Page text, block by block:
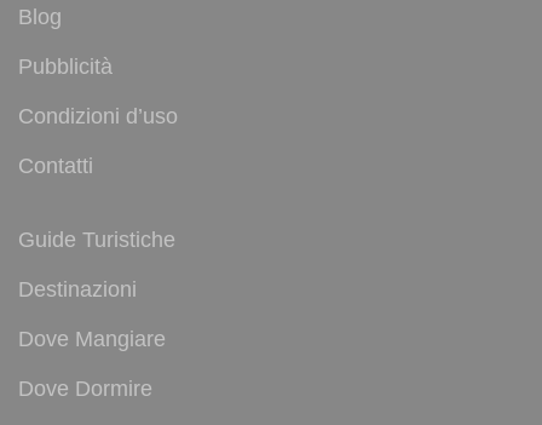
Blog
Pubblicità
Condizioni d’uso
Contatti
Guide Turistiche
Destinazioni
Dove Mangiare
Dove Dormire